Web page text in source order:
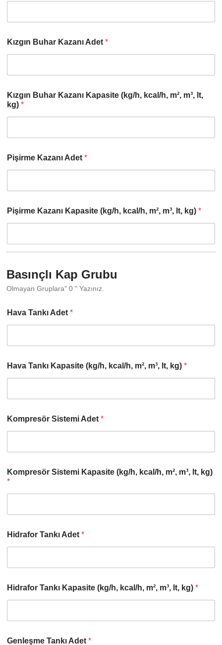
Kızgın Buhar Kazanı Adet *
Kızgın Buhar Kazanı Kapasite (kg/h, kcal/h, m², m³, lt,
kg) *
Pişirme Kazanı Adet *
Pişirme Kazanı Kapasite (kg/h, kcal/h, m², m³, lt, kg) *
Basınçlı Kap Grubu
Olmayan Gruplara" 0 " Yazınız.
Hava Tankı Adet *
Hava Tankı Kapasite (kg/h, kcal/h, m², m³, lt, kg) *
Kompresör Sistemi Adet *
Kompresör Sistemi Kapasite (kg/h, kcal/h, m², m³, lt, kg)
*
Hidrafor Tankı Adet *
Hidrafor Tankı Kapasite (kg/h, kcal/h, m², m³, lt, kg) *
Genleşme Tankı Adet *